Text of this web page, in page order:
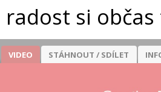
radost si
VIDEO STÁHNOUT / SDÍLET